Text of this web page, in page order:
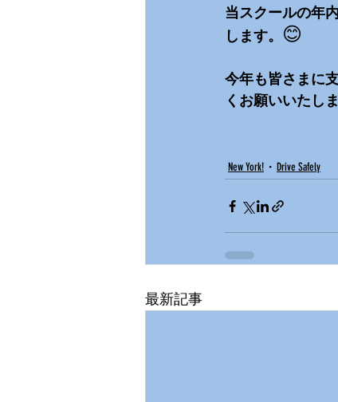
当スクールの年
します。 😊
今年も皆さまに
くお願いいたしま
New York! Drive Safely
最新記事